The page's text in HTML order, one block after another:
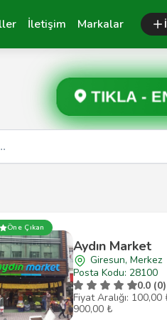
İletişim Markalar
TIKLA -
Öne Çıkan
Aydın Market
Giresun, Merkez
Posta Kodu: 28100
0.0 (0)
Fiyat Aralığı: 100,00
900,00 ₺